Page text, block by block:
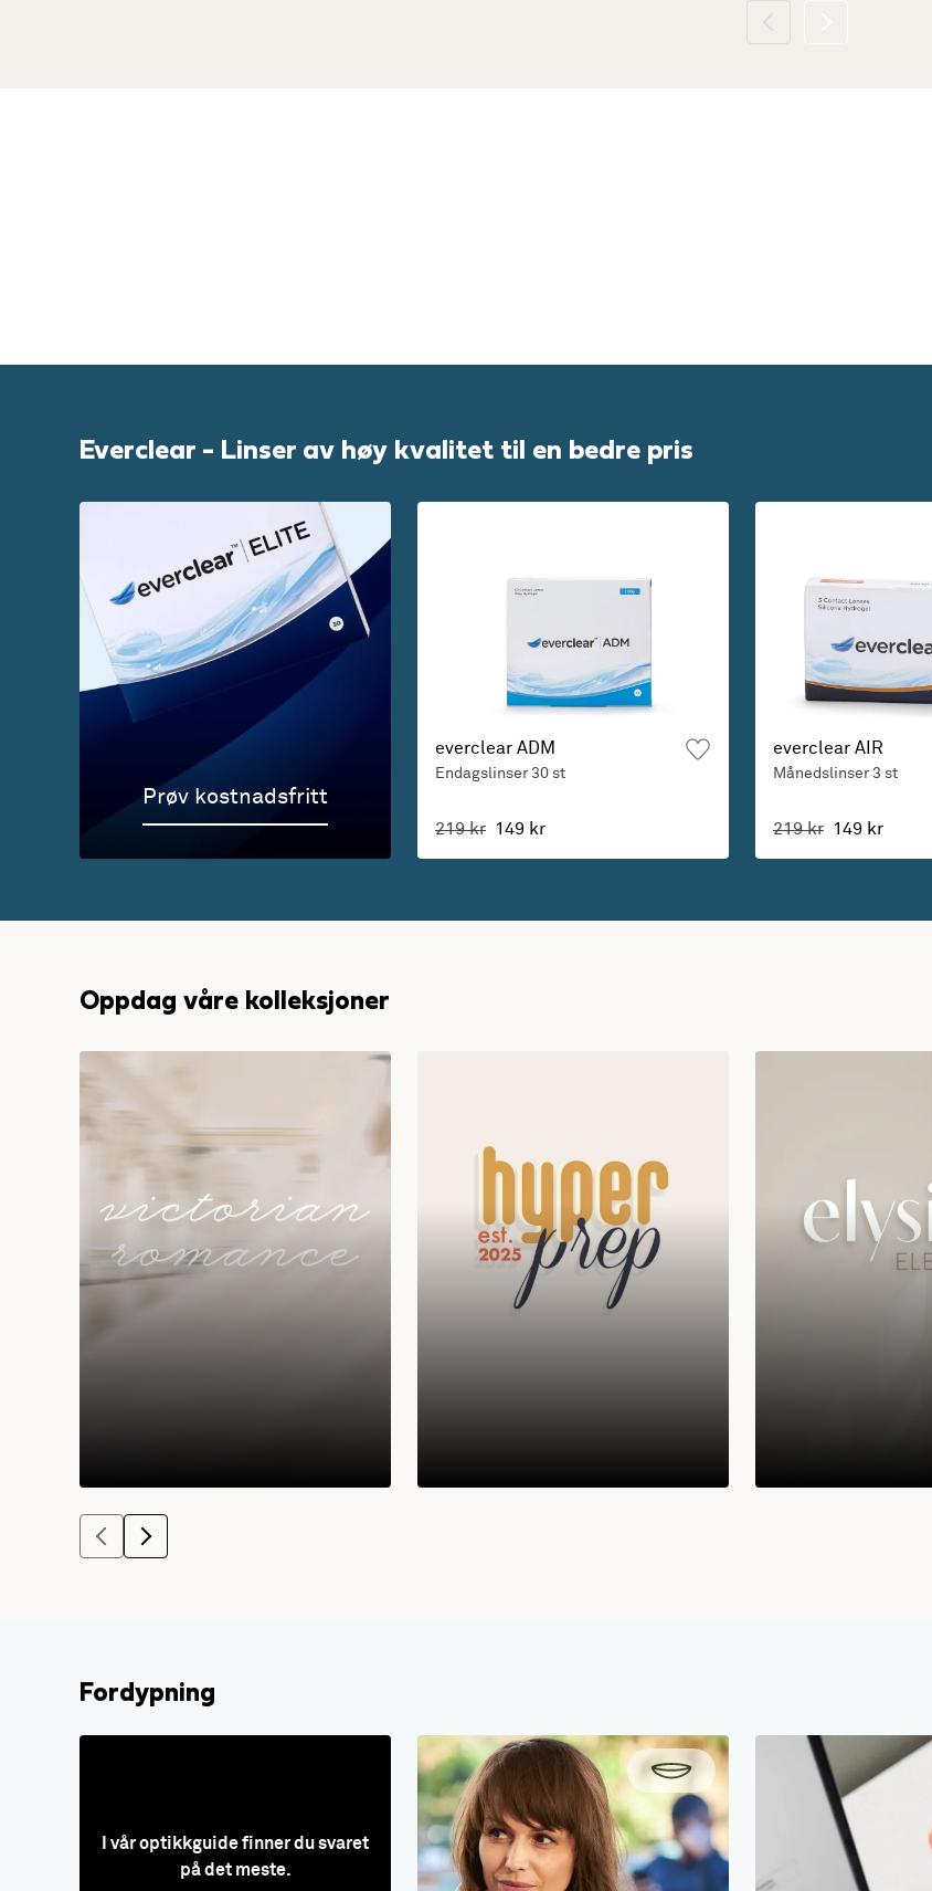
Everclear - Linser av høy kvalitet til en bedre pris
Prøv kostnadsfritt
everclear ADM
Endagslinser 30 st
219 kr 149 kr
everclear AIR
Månedslinser 3 st
219 kr 149 kr
Oppdag våre kolleksjoner
Fordypning
I vår optikkguide finner du svaret
på det meste.